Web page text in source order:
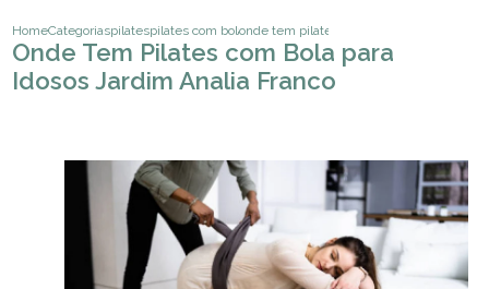
HomeCategoriaspilatespilates com bola para idososonde tem pilates com bola para idosos
Onde Tem Pilates com Bola para
Idosos Jardim Analia Franco